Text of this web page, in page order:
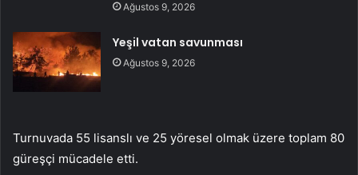
Ağustos 9, 2026
Yeşil vatan savunması
Ağustos 9, 2026
Turnuvada 55 lisanslı ve 25 yöresel olmak üzere toplam 80
güreşçi mücadele etti.